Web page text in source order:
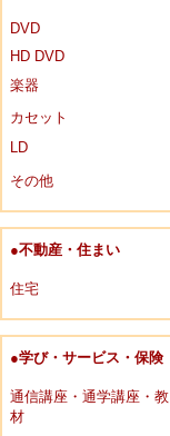
DVD
HD DVD
楽器
カセット
LD
その他
●不動産・住まい
住宅
●学び・サービス・保険
通信講座・通学講座・教
材